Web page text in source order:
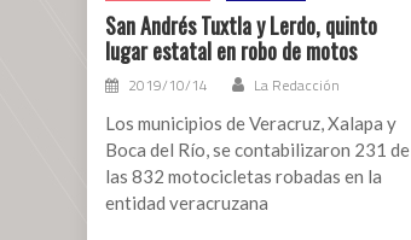
San Andrés Tuxtla y Lerdo, quinto
lugar estatal en robo de motos
2019/10/14 La Redacción
Los municipios de Veracruz, Xalapa y
Boca del Río, se contabilizaron 231 de
las 832 motocicletas robadas en la
entidad veracruzana